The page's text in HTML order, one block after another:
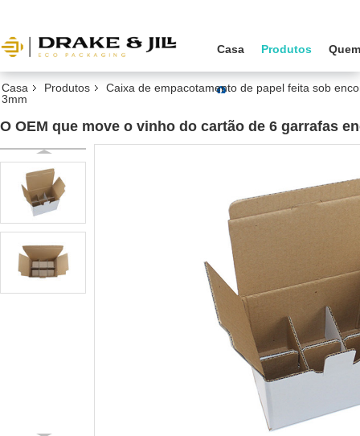
Casa Produtos
Casa Produtos
Caixa de empacotamento de papel feita sob
3mm
O OEM que move o vinho do cartão de 6 garrafas